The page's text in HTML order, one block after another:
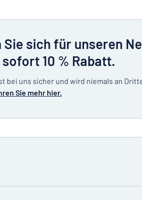
sich für unseren
10 % Rabatt.
bei uns sicher und wird niemals an
Sie mehr hier.